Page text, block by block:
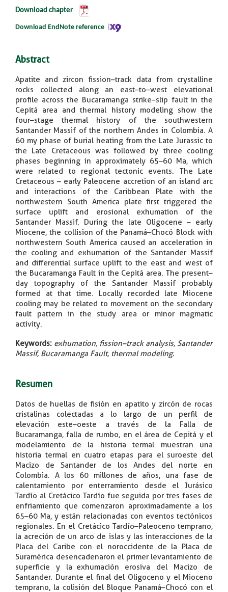
Download chapter
Download EndNote reference
Abstract
Apatite and zircon fission–track data from crystalline
rocks collected along an east–to–west elevational
profile across the Bucaramanga strike–slip fault in the
Cepitá area and thermal history modeling show the
four–stage thermal history of the southwestern
Santander Massif of the northern Andes in Colombia. A
60 my phase of burial heating from the Late Jurassic to
the Late Cretaceous was followed by three cooling
phases beginning in approximately 65–60 Ma, which
were related to regional tectonic events. The Late
Cretaceous – early Paleocene accretion of an island arc
and interactions of the Caribbean Plate with the
northwestern South America plate first triggered the
surface uplift and erosional exhumation of the
Santander Massif. During the late Oligocene – early
Miocene, the collision of the Panamá–Chocó Block with
northwestern South America caused an acceleration in
the cooling and exhumation of the Santander Massif
and differential surface uplift to the east and west of
the Bucaramanga Fault in the Cepitá area. The present–
day topography of the Santander Massif probably
formed at that time. Locally recorded late Miocene
cooling may be related to movement on the secondary
fault pattern in the study area or minor magmatic
activity.
Keywords: exhumation, fission–track analysis, Santander
Massif, Bucaramanga Fault, thermal modeling.
Resumen
Datos de huellas de fisión en apatito y zircón de rocas
cristalinas colectadas a lo largo de un perfil de
elevación este–oeste a través de la Falla de
Bucaramanga, falla de rumbo, en el área de Cepitá y el
modelamiento de la historia termal muestran una
historia termal en cuatro etapas para el suroeste del
Macizo de Santander de los Andes del norte en
Colombia. A los 60 millones de años, una fase de
calentamiento por enterramiento desde el Jurásico
Tardío al Cretácico Tardío fue seguida por tres fases de
enfriamiento que comenzaron aproximadamente a los
65–60 Ma, y están relacionadas con eventos tectónicos
regionales. En el Cretácico Tardío–Paleoceno temprano,
la acreción de un arco de islas y las interacciones de la
Placa del Caribe con el noroccidente de la Placa de
Suramérica desencadenaron el primer levantamiento de
superficie y la exhumación erosiva del Macizo de
Santander. Durante el final del Oligoceno y el Mioceno
temprano, la colisión del Bloque Panamá–Chocó con el